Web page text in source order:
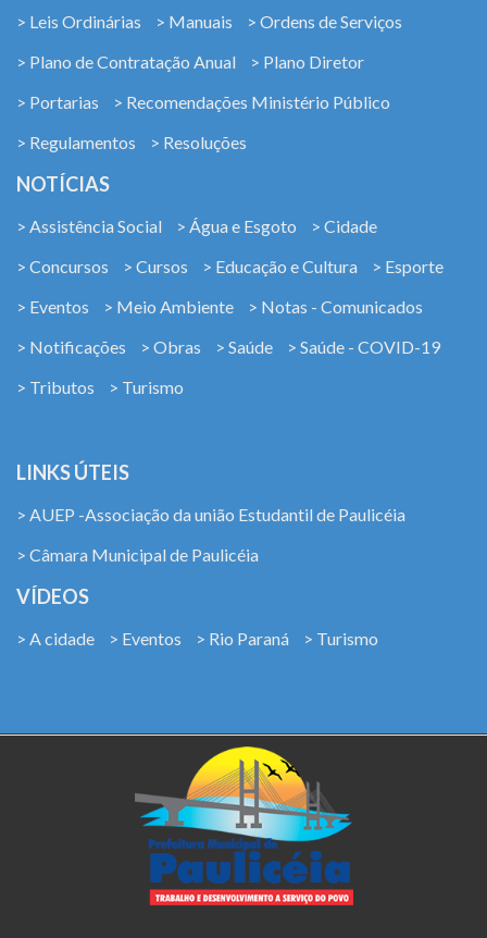
> Leis Ordinárias
> Manuais
> Ordens de Serviços
> Plano de Contratação Anual
> Plano Diretor
> Portarias
> Recomendações Ministério Público
> Regulamentos
> Resoluções
NOTÍCIAS
> Assistência Social > Água e Esgoto
> Cidade
> Concursos
> Cursos > Educação e Cultura
> Esporte
> Eventos
> Meio Ambiente
> Notas - Comunicados
> Notificações
> Obras > Saúde
> Saúde - COVID-19
> Tributos
> Turismo
LINKS ÚTEIS
> AUEP -Associação da união Estudantil de Paulicéia
> Câmara Municipal de Paulicéia
VÍDEOS
> A cidade > Eventos > Rio Paraná > Turismo